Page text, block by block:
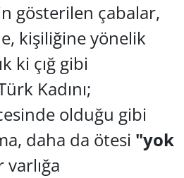
gösterilen çabalar,
kişiliğine yönelik
ki çığ gibi
Kadını;
olduğu gibi
daha da ötesi "yok
varlığa